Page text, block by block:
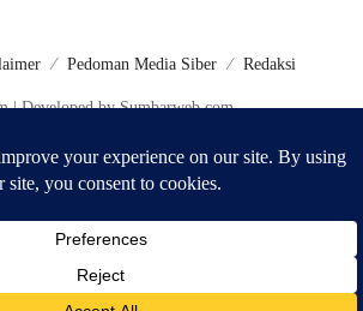
Pedoman Media Siber Redaksi
Developed by Sumbarweb.com